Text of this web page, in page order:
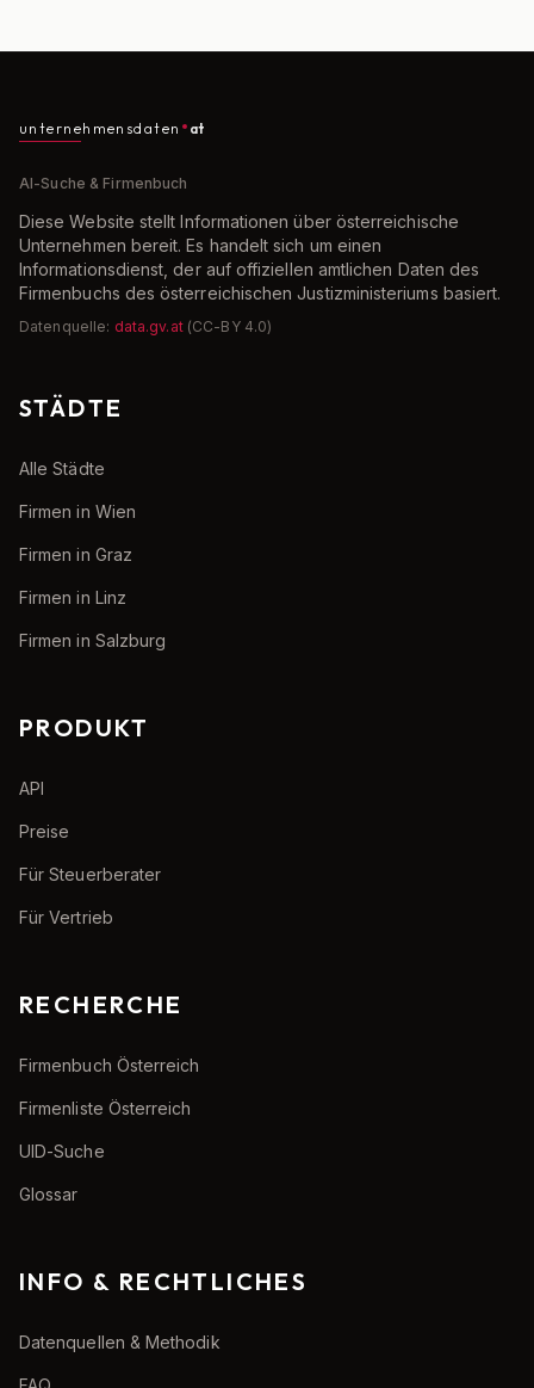
unternehmensdaten at
AI-Suche & Firmenbuch
Diese Website stellt Informationen über österreichische
Unternehmen bereit. Es handelt sich um einen
Informationsdienst, der auf offiziellen amtlichen Daten des
Firmenbuchs des österreichischen Justizministeriums basiert.
Datenquelle: data.gv.at (CC-BY 4.0)
STÄDTE
Alle Städte
Firmen in Wien
Firmen in Graz
Firmen in Linz
Firmen in Salzburg
PRODUKT
API
Preise
Für Steuerberater
Für Vertrieb
RECHERCHE
Firmenbuch Österreich
Firmenliste Österreich
UID-Suche
Glossar
INFO & RECHTLICHES
Datenquellen & Methodik